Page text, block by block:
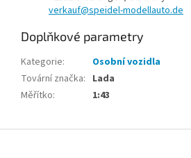
verkauf@speidel-modellauto.de
Doplňkové parametry
Kategorie:
Osobní vozidla
Tovární značka: Lada
Měřítko: 1:43